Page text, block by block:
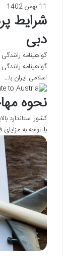
11 بهمن 1402
شرایط
دبی
گواهینامه
گواهینامه
اسلامی ایران با…
نحوه
کشور استاندارد
با توجه به